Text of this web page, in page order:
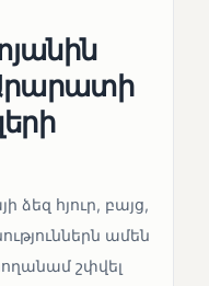
Արարատի
ձեզ հյուր, բայց,
ամեն
շփվել